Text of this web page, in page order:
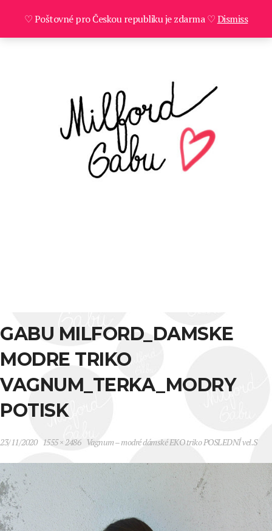
GABU MILFORD_DAMSKE
MODRE TRIKO
VAGNUM_TERKA_MODRY
POTISK
23/11/2020 1555 × 2486 Vagnum – modré dámské EKO triko POSLEDNÍ vel.S
♡ Poštovné pro Českou republiku je zdarma ♡Dismiss